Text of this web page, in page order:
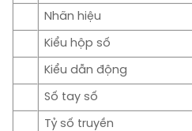
Nhãn hiệu
Kiểu hộp số
Kiểu dẫn động
Số tay số
Tỷ số truyền